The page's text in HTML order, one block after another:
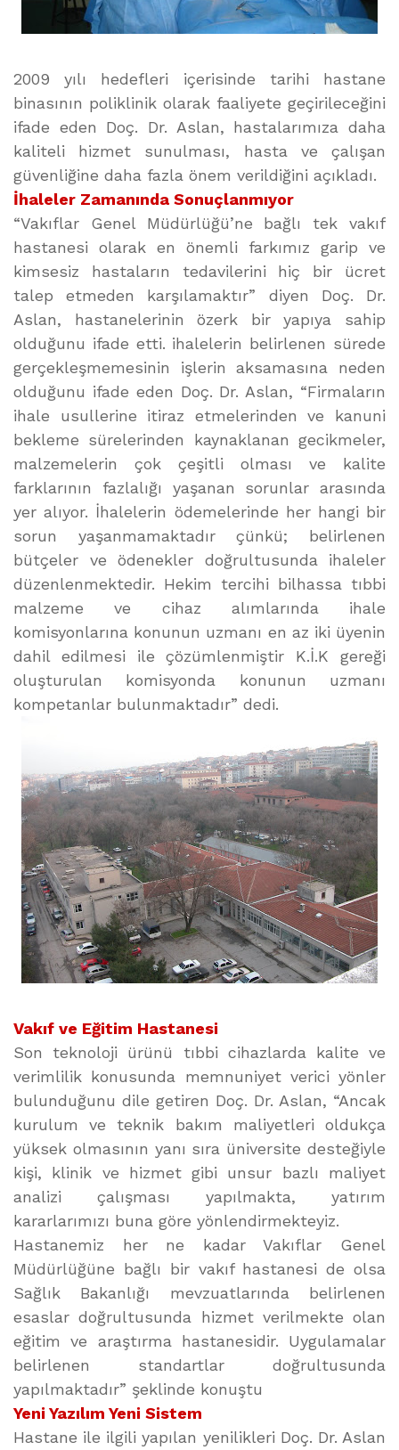
2009 yılı hedefleri içerisinde tarihi hastane
binasının poliklinik olarak faaliyete geçirileceğini
ifade eden Doç. Dr. Aslan, hastalarımıza daha
kaliteli hizmet sunulması, hasta ve çalışan
güvenliğine daha fazla önem verildiğini açıkladı.
İhaleler Zamanında Sonuçlanmıyor
“Vakıflar Genel Müdürlüğü’ne bağlı tek vakıf
hastanesi olarak en önemli farkımız garip ve
kimsesiz hastaların tedavilerini hiç bir ücret
talep etmeden karşılamaktır” diyen Doç. Dr.
Aslan, hastanelerinin özerk bir yapıya sahip
olduğunu ifade etti. ihalelerin belirlenen sürede
gerçekleşmemesinin işlerin aksamasına neden
olduğunu ifade eden Doç. Dr. Aslan, “Firmaların
ihale usullerine itiraz etmelerinden ve kanuni
bekleme sürelerinden kaynaklanan gecikmeler,
malzemelerin çok çeşitli olması ve kalite
farklarının fazlalığı yaşanan sorunlar arasında
yer alıyor. İhalelerin ödemelerinde her hangi bir
sorun yaşanmamaktadır çünkü; belirlenen
bütçeler ve ödenekler doğrultusunda ihaleler
düzenlenmektedir. Hekim tercihi bilhassa tıbbi
malzeme ve cihaz alımlarında ihale
komisyonlarına konunun uzmanı en az iki üyenin
dahil edilmesi ile çözümlenmiştir K.İ.K gereği
oluşturulan komisyonda konunun uzmanı
kompetanlar bulunmaktadır” dedi.
Vakıf ve Eğitim Hastanesi
Son teknoloji ürünü tıbbi cihazlarda kalite ve
verimlilik konusunda memnuniyet verici yönler
bulunduğunu dile getiren Doç. Dr. Aslan, “Ancak
kurulum ve teknik bakım maliyetleri oldukça
yüksek olmasının yanı sıra üniversite desteğiyle
kişi, klinik ve hizmet gibi unsur bazlı maliyet
analizi çalışması yapılmakta, yatırım
kararlarımızı buna göre yönlendirmekteyiz.
Hastanemiz her ne kadar Vakıflar Genel
Müdürlüğüne bağlı bir vakıf hastanesi de olsa
Sağlık Bakanlığı mevzuatlarında belirlenen
esaslar doğrultusunda hizmet verilmekte olan
eğitim ve araştırma hastanesidir. Uygulamalar
belirlenen standartlar doğrultusunda
yapılmaktadır” şeklinde konuştu
Yeni Yazılım Yeni Sistem
Hastane ile ilgili yapılan yenilikleri Doç. Dr. Aslan